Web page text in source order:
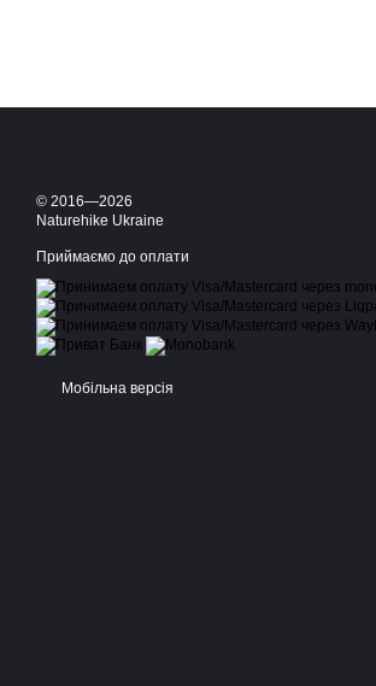
© 2016—2026
Naturehike Ukraine
Приймаємо до оплати
Мобільна версія